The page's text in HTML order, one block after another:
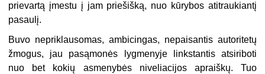
prievartą įmestu į jam priešišką, nuo kūrybos atitraukiantį
pasaulį.
Buvo nepriklausomas, ambicingas, nepaisantis autoritetų
žmogus, jau pasąmonės lygmenyje linkstantis atsiriboti
nuo bet kokių asmenybės niveliacijos apraiškų. Tuo